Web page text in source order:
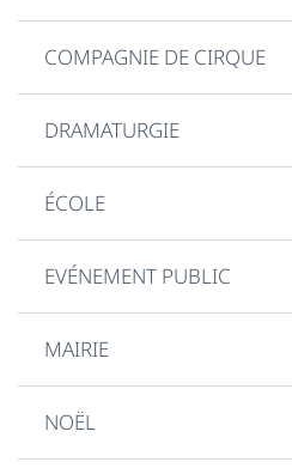
COMPAGNIE DE CIRQUE
DRAMATURGIE
ÉCOLE
EVÉNEMENT PUBLIC
MAIRIE
NOËL